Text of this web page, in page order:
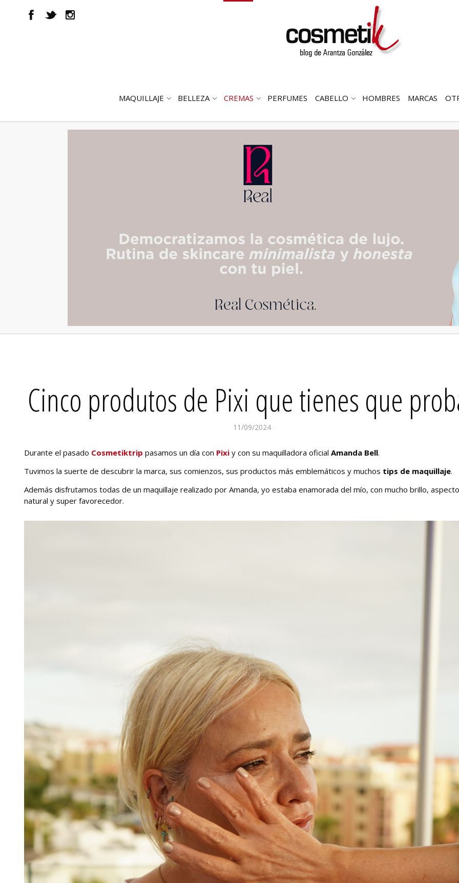
ABRIR
MAQUILLAJE
ABRIR
BELLEZA
ABRIR
CREMAS PERFUMES
ABRIR
CABELLO HOMBRES MARCAS
Cinco produtos de Pixi que tienes que
11/09/2024
Durante el pasado Cosmetiktrip pasamos un día con Pixi y con su maquilladora oficial Amanda Bell.
Tuvimos la suerte de descubrir la marca, sus comienzos, sus productos más emblemáticos y muchos tips de maquillaje.
Además disfrutamos todas de un maquillaje realizado por Amanda, yo estaba enamorada del mío, con mucho brillo, aspecto
natural y super favorecedor.